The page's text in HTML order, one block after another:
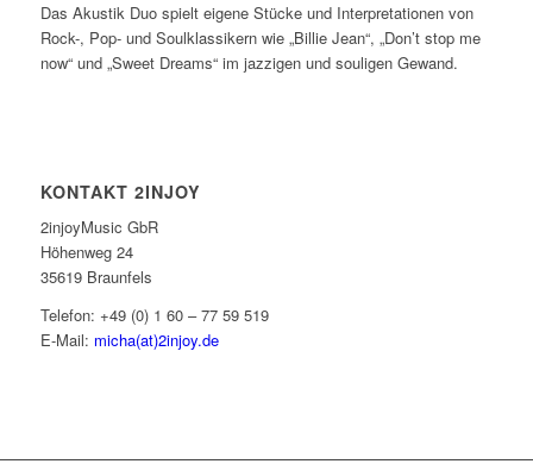
Das Akustik Duo spielt eigene Stücke und Interpretationen von
Rock-, Pop- und Soulklassikern wie „Billie Jean“, „Don’t stop me
now“ und „Sweet Dreams“ im jazzigen und souligen Gewand.
KONTAKT 2INJOY
2injoyMusic GbR
Höhenweg 24
35619 Braunfels
Telefon: +49 (0) 1 60 – 77 59 519
E-Mail: micha(at)2injoy.de